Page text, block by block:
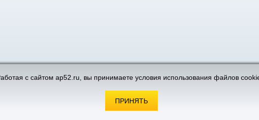
с сайтом ap52.ru, вы принимаете условия использования файлов
ПРИНЯТЬ